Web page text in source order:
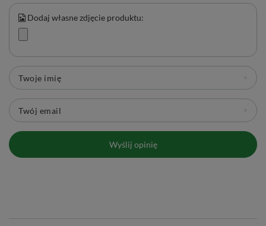
Dodaj własne zdjęcie produktu:
Twoje imię
Twój email
Wyślij opinię